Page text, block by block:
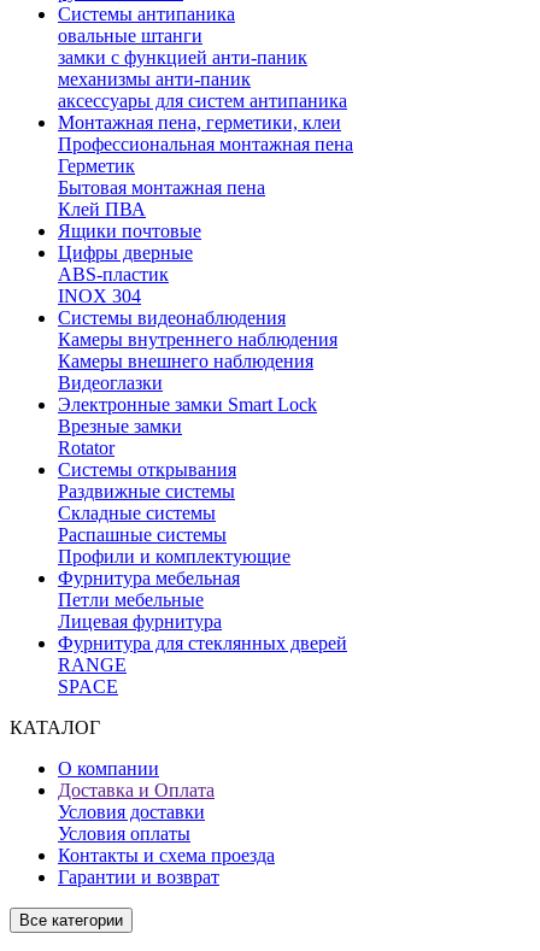
Системы антипаника
овальные штанги
замки с функцией анти-паник
механизмы анти-паник
аксессуары для систем антипаника
Монтажная пена, герметики, клеи
Профессиональная монтажная пена
Герметик
Бытовая монтажная пена
Клей ПВА
Ящики почтовые
Цифры дверные
ABS-пластик
INOX 304
Системы видеонаблюдения
Камеры внутреннего наблюдения
Камеры внешнего наблюдения
Видеоглазки
Электронные замки Smart Lock
Врезные замки
Rotator
Системы открывания
Раздвижные системы
Складные системы
Распашные системы
Профили и комплектующие
Фурнитура мебельная
Петли мебельные
Лицевая фурнитура
Фурнитура для стеклянных дверей
RANGE
SPACE
КАТАЛОГ
О компании
Доставка и Оплата
Условия доставки
Условия оплаты
Контакты и схема проезда
Гарантии и возврат
Все категории